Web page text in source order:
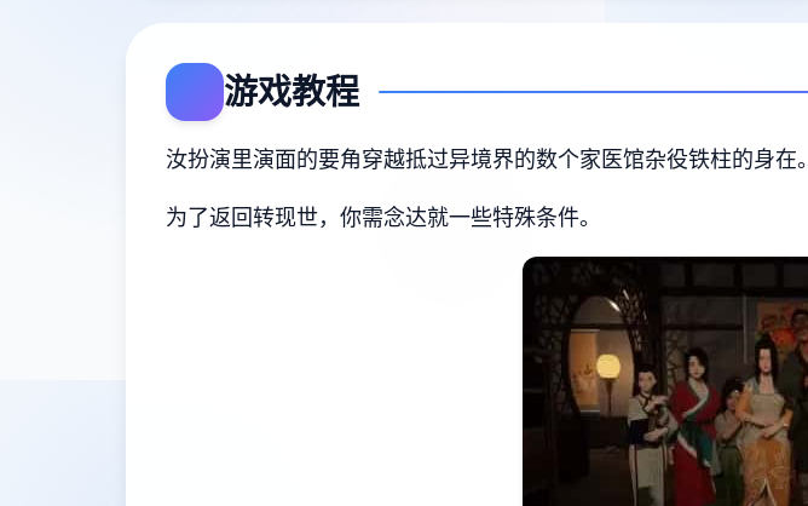
游戏教程
汝扮演里演面的要角穿越抵过异境界的数个家医馆杂役铁柱的身在。
为了返回转现世，你需念达就一些特殊条件。